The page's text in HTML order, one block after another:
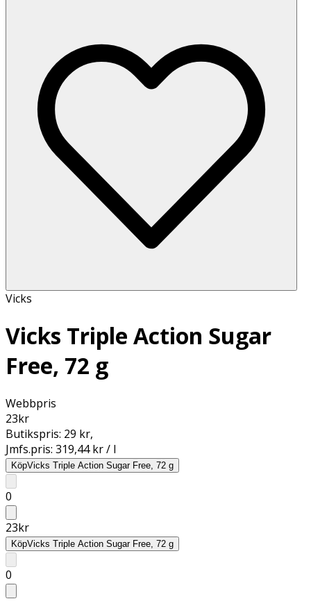
Vicks
Vicks Triple Action Sugar
Free, 72 g
Webbpris
23kr
Butikspris: 29 kr,
Jmfs.pris: 319,44 kr / l
KöpVicks Triple Action Sugar Free, 72 g
0
23kr
KöpVicks Triple Action Sugar Free, 72 g
0